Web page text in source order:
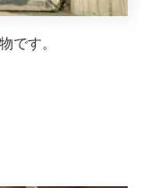
です。